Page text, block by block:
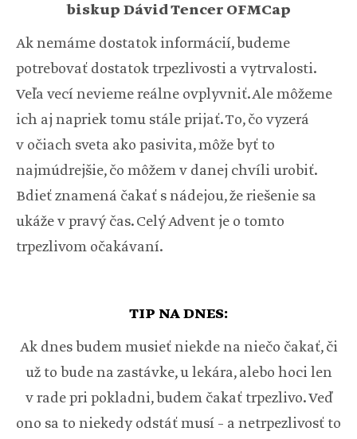
biskup Dávid Tencer OFMCap
Ak nemáme dostatok informácií, budeme
potrebovať dostatok trpezlivosti a vytrvalosti.
Veľa vecí nevieme reálne ovplyvniť. Ale môžeme
ich aj napriek tomu stále prijať. To, čo vyzerá
v očiach sveta ako pasivita, môže byť to
najmúdrejšie, čo môžem v danej chvíli urobiť.
Bdieť znamená čakať s nádejou, že riešenie sa
ukáže v pravý čas. Celý Advent je o tomto
trpezlivom očakávaní.
TIP NA DNES:
Ak dnes budem musieť niekde na niečo čakať, či
už to bude na zastávke, u lekára, alebo hoci len
v rade pri pokladni, budem čakať trpezlivo. Veď
ono sa to niekedy odstáť musí – a netrpezlivosť to